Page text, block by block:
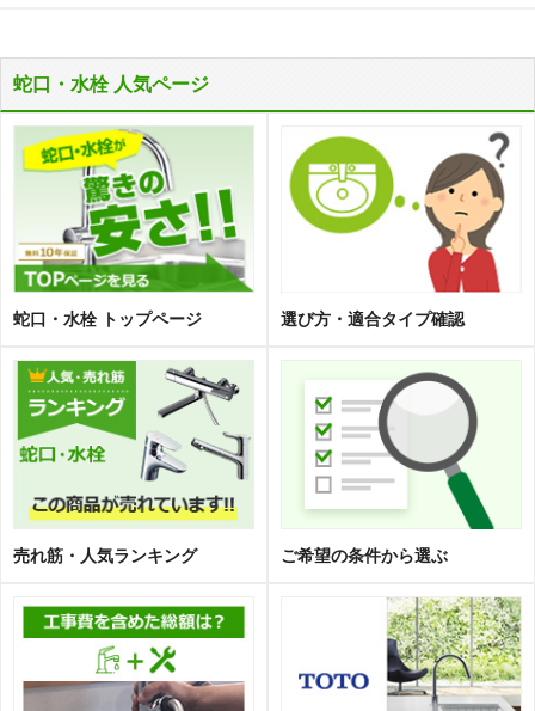
蛇口・水栓 人気ページ
蛇口・水栓 トップページ 選び方・適合タイプ確認
売れ筋・人気ランキング ご希望の条件から選ぶ